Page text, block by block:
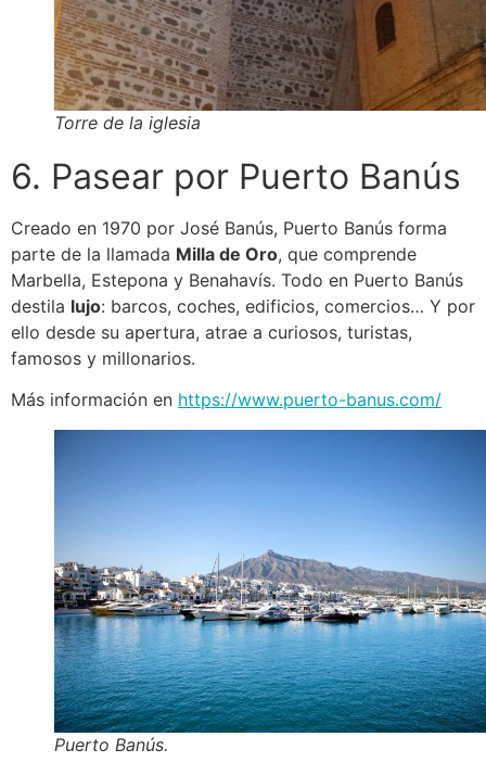
Torre de la iglesia
6. Pasear por Puerto Banús
Creado en 1970 por José Banús, Puerto Banús forma
parte de la llamada Milla de Oro, que comprende
Marbella, Estepona y Benahavís. Todo en Puerto Banús
destila lujo: barcos, coches, edificios, comercios… Y por
ello desde su apertura, atrae a curiosos, turistas,
famosos y millonarios.
Más información en https://www.puerto-banus.com/
Puerto Banús.